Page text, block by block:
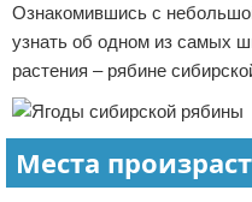
Ознакомившись с
узнать об одном из самых
растения – рябине
Места